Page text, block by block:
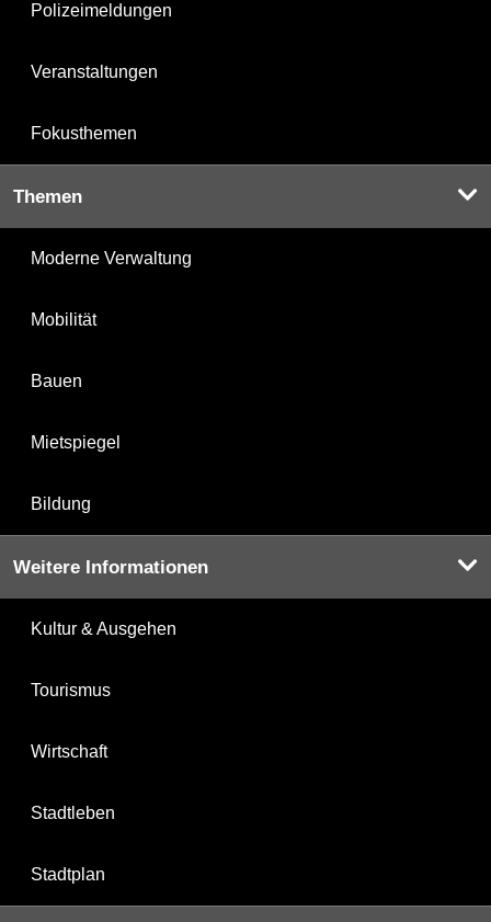
Polizeimeldungen
Veranstaltungen
Fokusthemen
Themen
Moderne Verwaltung
Mobilität
Bauen
Mietspiegel
Bildung
Weitere Informationen
Kultur & Ausgehen
Tourismus
Wirtschaft
Stadtleben
Stadtplan